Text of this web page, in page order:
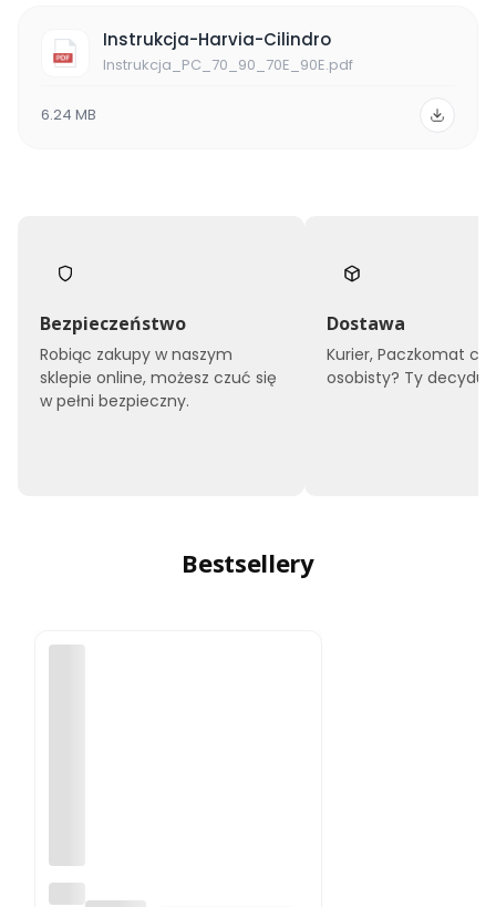
Instrukcja_PC_70_90_70E_90E.pdf
6.24 MB
Instrukcja-Harvia-Cilindro
Bezpieczeństwo
Robiąc zakupy w naszym
sklepie online, możesz czuć się
w pełni bezpieczny.
Dostawa
Kurier, Paczkomat
osobisty? Ty
Bestsellery
Opa